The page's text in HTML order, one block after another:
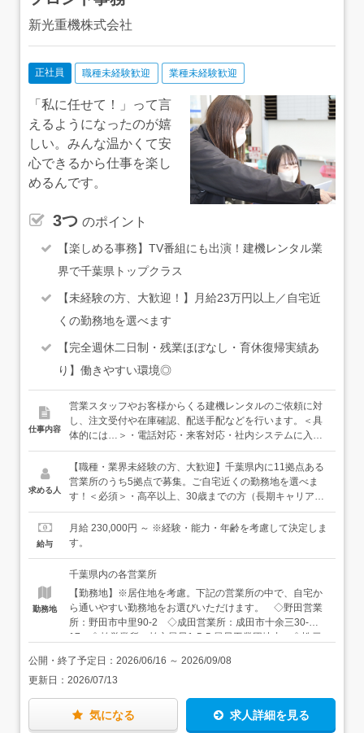
高速線「村上駅」より車で9分 ◇柏営業所：東武アーバ
外房線「茂原駅」より車で15分 ◇館山営業所：JR内房線
「九重駅」より車で4分 ※いずれも車通勤可
新光重機株式会社
正社員 職種未経験歓迎 業種未経験歓迎
「私に任せて！」って言
えるようになったのが嬉
しい。みんな温かくて安
心できるから仕事を楽し
めるんです。
3つ のポイント
【楽しめる事務】TV番組にも出演！建機レンタル業
界で千葉県トップクラス
【未経験の方、大歓迎！】月給23万円以上／自宅近
くの勤務地を選べます
【完全週休二日制・残業ほぼなし・育休復帰実績あ
り】働きやすい環境◎
仕事内容
営業スタッフやお客様からくる建機レンタルのご依頼に対
し、注文受付や在庫確認、配送手配などを行います。＜具
体的には…＞・電話対応・来客対応・社内システムに入
力・返却された建機の管理・書類の整理・請求書作成 な
ど＜入社後は…＞まずは社内研修で、建機の種類について
学んでいただきます。その後は、各営業所の先輩につい
て、実際の業務を覚えていっていただきます。建機の種類
かもしれませんが、みんなその気持ちがわかるから、丁寧
にサポートしていきますし、焦らなくて大丈夫。じっくり
配がうまくいかないときやトラブル時などは営業スタッフ
がしっかり表に立って守ってくれるし、いつも全拠点のフ
ロント事務で連携して助け合っていますし、働きやすい環
境を本社がしっかり考え続けていますし、本当に何も心配
はいりません。自分で考えて動く面白さをしっかり味わえ
るようにしながらも、安心してお仕事を始めていただける
環境をご用意しています。
求める人
【職種・業界未経験の方、大歓迎】千葉県内に11拠点ある
営業所のうち5拠点で募集。ご自宅近くの勤務地を選べま
す！＜必須＞・高卒以上、30歳までの方（長期キャリア形
成のため）・基本的なPCスキルをお持ちの方（入力ができ
ればOK！）＜歓迎＞・仕事もプライベートも両立したい
方・落ち着いた環境で腰を据えて仕事したい方・言われた
たいという方
給与
月給 230,000円 ～ ※経験・能力・年齢を考慮して決定しま
す。
勤務地
千葉県内の各営業所
【勤務地】※居住地を考慮。下記の営業所の中で、自宅か
ら通いやすい勤務地をお選びいただけます。 ◇野田営業
所：野田市中里90-2 ◇成田営業所：成田市十余三30-
17 ◇柏営業所：柏市風早1-5-5 風早工業団地内 ◇松戸
業所：八千代市下高野511 【アクセス】 ◇野田営業
所：東武アーバンパークライン「川間駅」より徒歩で15
分 ◇成田営業所：JR成田線「成田駅」より車で14分 ◇
柏営業所：東武アーバンパークライン「逆井駅」より車で
7分 ◇松戸営業所：JR武蔵野線「東松戸駅」より車で5
公開・終了予定日： 2026/06/16 ～ 2026/09/08
更新日： 2026/07/13
気になる 求人詳細を見る